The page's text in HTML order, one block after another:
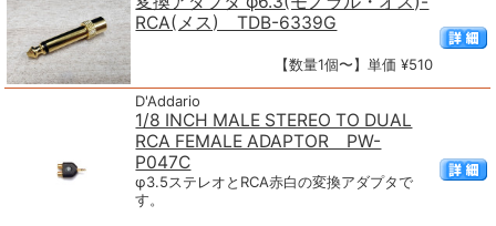
RCA(メス) TDB-6339G
【数量1個〜】単価 ¥510
D'Addario
1/8 INCH MALE STEREO TO DUAL
RCA FEMALE ADAPTOR PW-
P047C
φ3.5ステレオとRCA赤白の変換アダプタで
す。